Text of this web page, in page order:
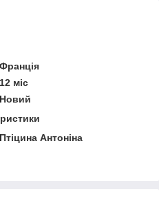
Франція
12 міс
Новий
Птіцина Антоніна